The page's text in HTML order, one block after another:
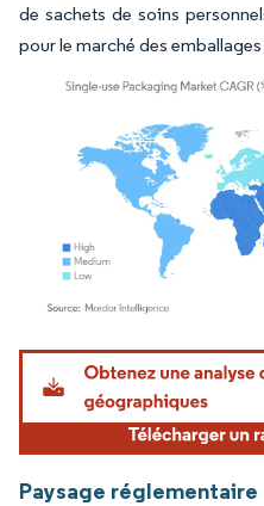
de sachets de soins
pour le marché des
Image © Mordor Intelligence. La
Paysage réglementaire